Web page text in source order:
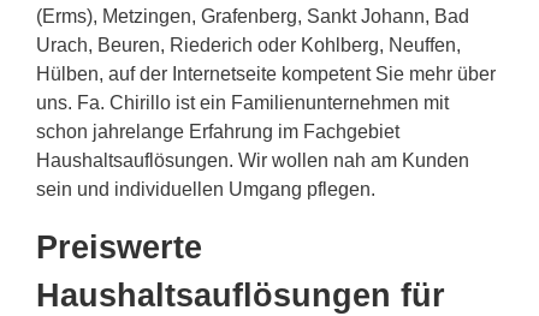
(Erms), Metzingen, Grafenberg, Sankt Johann, Bad
Urach, Beuren, Riederich oder Kohlberg, Neuffen,
Hülben, auf der Internetseite kompetent Sie mehr über
uns. Fa. Chirillo ist ein Familienunternehmen mit
schon jahrelange Erfahrung im Fachgebiet
Haushaltsauflösungen. Wir wollen nah am Kunden
sein und individuellen Umgang pflegen.
Preiswerte
Haushaltsauflösungen für